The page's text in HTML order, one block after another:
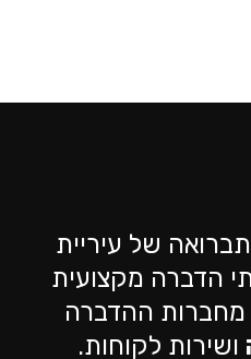
תברואה של עיריית
הדברה מקצועית
מחברות ההדברה
ושירות לקוחות.